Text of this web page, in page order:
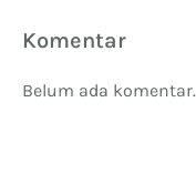
Komentar
Belum ada komentar.